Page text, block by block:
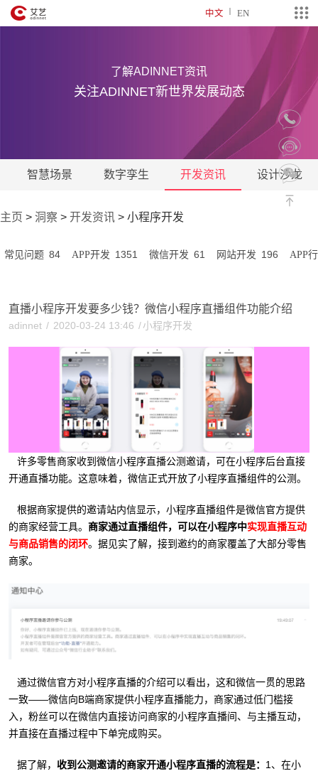
中文 EN
了解ADINNET资讯
关注ADINNET新世界发展动态
智慧场景 数字孪生 开发资讯 设计沙龙
主页 > 洞察 > 开发资讯 > 小程序开发
常见问题 84 APP开发 1351 微信开发 61 网站开发 196 APP
直播小程序开发要多少钱？微信小程序直播组件功能介绍
adinnet / 2020-03-24 13:46 /小程序开发
许多零售商家收到微信小程序直播公测邀请，可在小程序后台直接
开通直播功能。这意味着，微信正式开放了小程序直播组件的公测。
根据商家提供的邀请站内信显示，小程序直播组件是微信官方提供
的商家经营工具。 商家通过直播组件，可以在小程序中实现直播互动
与商品销售的闭环。据见实了解，接到邀约的商家覆盖了大部分零售
商家。
通过微信官方对小程序直播的介绍可以看出，这和微信一贯的思路
一致——微信向B端商家提供小程序直播能力，商家通过低门槛接
入，粉丝可以在微信内直接访问商家的小程序直播间、与主播互动，
并直接在直播过程中下单完成购买。
据了解， 收到公测邀请的商家开通小程序直播的流程是： 1、在小